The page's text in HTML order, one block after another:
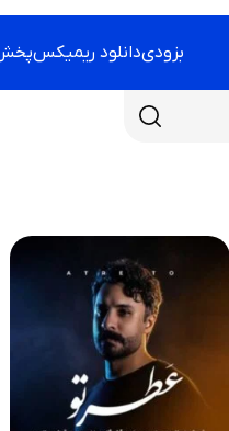
بزودیدانلود ریمیکس